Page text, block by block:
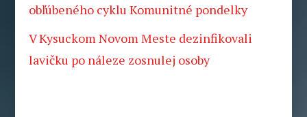
obľúbeného cyklu Komunitné pondelky
V Kysuckom Novom Meste dezinfikovali
lavičku po náleze zosnulej osoby